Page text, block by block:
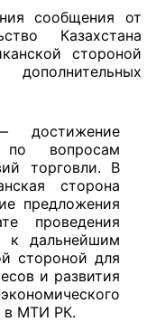
сообщения от
Казахстана
стороной
дополнительных
по вопросам
торговли. В
сторона
предложения
проведения
к дальнейшим
стороной для
и развития
в МТИ РК.